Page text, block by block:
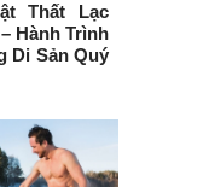
Thất Lạc
Hành Trình
Di Sản Quý